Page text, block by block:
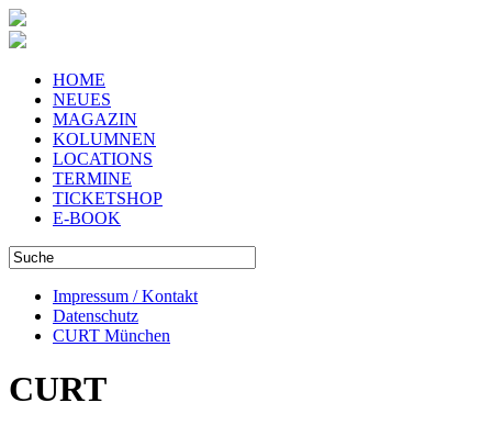
HOME
NEUES
MAGAZIN
KOLUMNEN
LOCATIONS
TERMINE
TICKETSHOP
E-BOOK
Impressum / Kontakt
Datenschutz
CURT München
CURT